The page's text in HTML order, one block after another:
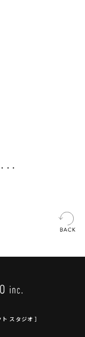
・・
スタジオ ］